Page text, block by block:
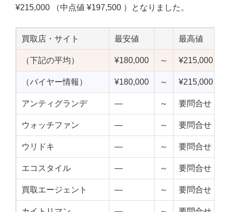
¥215,000 （中点値 ¥197,500 ）となりました。
買取店・サイト 最安値 最高値
（下記の平均） ¥180,000 ～ ¥215,000
（バイヤー情報） ¥180,000 ～ ¥215,000
アンティグランデ — ～ 要問合せ
ウォッチファン — ～ 要問合せ
ウリドキ — ～ 要問合せ
エコスタイル — ～ 要問合せ
買取エージェント — ～ 要問合せ